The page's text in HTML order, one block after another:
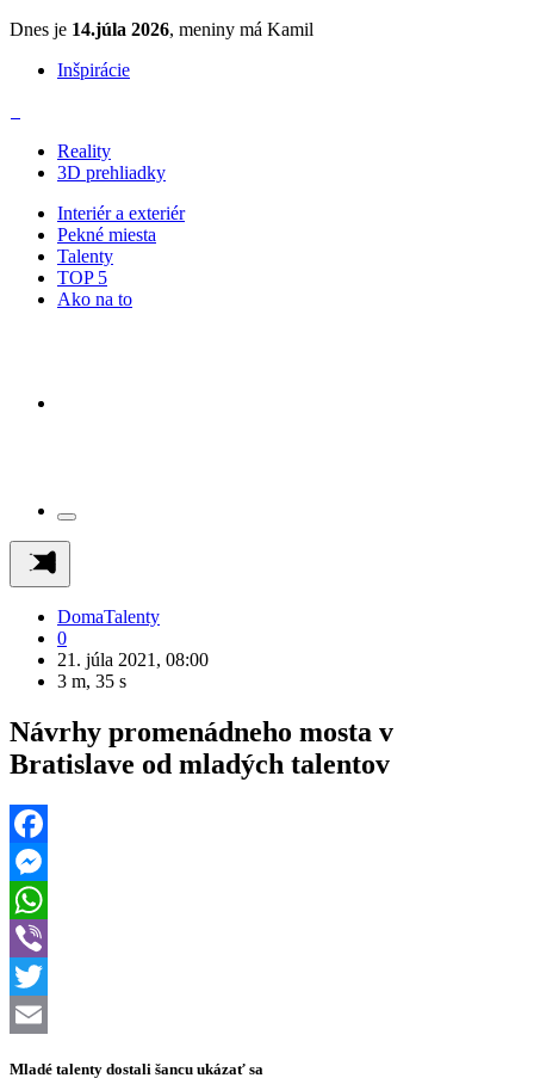
Dnes je 14.júla 2026, meniny má Kamil
Inšpirácie
Reality
3D prehliadky
Interiér a exteriér
Pekné miesta
Talenty
TOP 5
Ako na to
DomaTalenty
0
21. júla 2021, 08:00
3 m, 35 s
Návrhy promenádneho mosta v
Bratislave od mladých talentov
Facebook
Messenger
WhatsApp
Viber
Twitter
Mladé talenty dostali šancu ukázať sa